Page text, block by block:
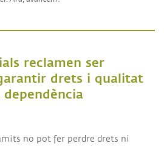
reclamen ser
drets i qualitat
dependència
no pot fer perdre drets ni